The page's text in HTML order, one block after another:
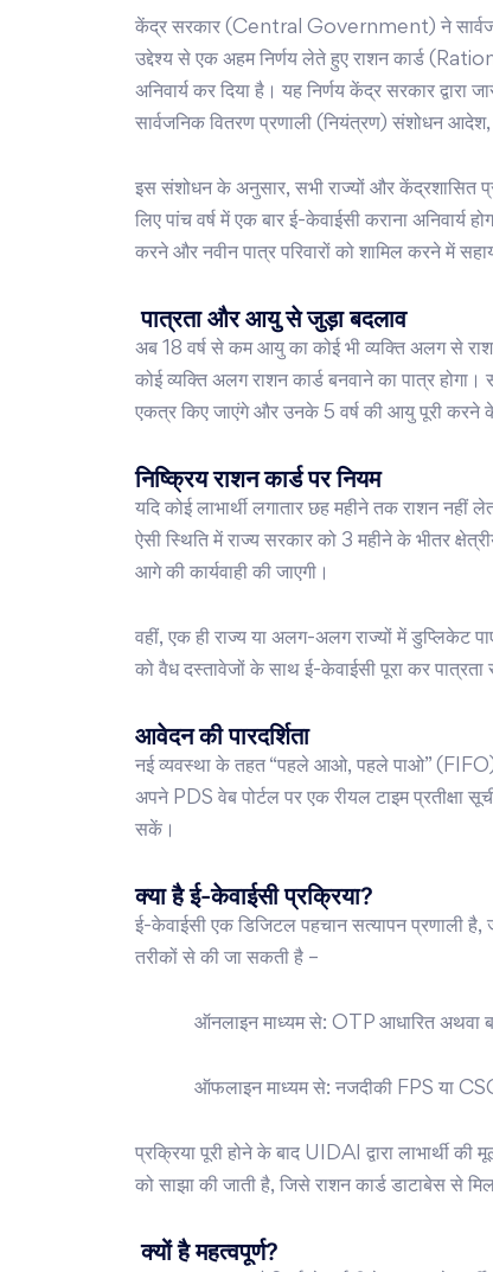
केंद्र सरकार (Central Government) ने
उद्देश्य से एक अहम निर्णय लेते हुए राशन कार्ड
अनिवार्य कर दिया है। यह निर्णय केंद्र सरकार
सार्वजनिक वितरण प्रणाली (नियंत्रण) संशोधन आदेश,
इस संशोधन के अनुसार, सभी राज्यों और केंद्रशासित
लिए पांच वर्ष में एक बार ई-केवाईसी कराना अनिवार्य
करने और नवीन पात्र परिवारों को शामिल करने में
पात्रता और आयु से जुड़ा बदलाव
अब 18 वर्ष से कम आयु का कोई भी व्यक्ति अलग से
कोई व्यक्ति अलग राशन कार्ड बनवाने का पात्र
एकत्र किए जाएंगे और उनके 5 वर्ष की आयु पूरी करने के
निष्क्रिय राशन कार्ड पर नियम
यदि कोई लाभार्थी लगातार छह महीने तक राशन नहीं
ऐसी स्थिति में राज्य सरकार को 3 महीने के भीतर
आगे की कार्यवाही की जाएगी।
वहीं, एक ही राज्य या अलग-अलग राज्यों में डुप्लिकेट
को वैध दस्तावेजों के साथ ई-केवाईसी पूरा कर
आवेदन की पारदर्शिता
नई व्यवस्था के तहत “पहले आओ, पहले पाओ” (FIFO)
अपने PDS वेब पोर्टल पर एक रीयल टाइम
सकें।
क्या है ई-केवाईसी प्रक्रिया?
ई-केवाईसी एक डिजिटल पहचान सत्यापन प्रणाली है,
तरीकों से की जा सकती है –
ऑनलाइन माध्यम से: OTP आधारित अथवा
ऑफलाइन माध्यम से: नजदीकी FPS या
प्रक्रिया पूरी होने के बाद UIDAI द्वारा लाभार्थी
को साझा की जाती है, जिसे राशन कार्ड डाटाबेस से
क्यों है महत्वपूर्ण?